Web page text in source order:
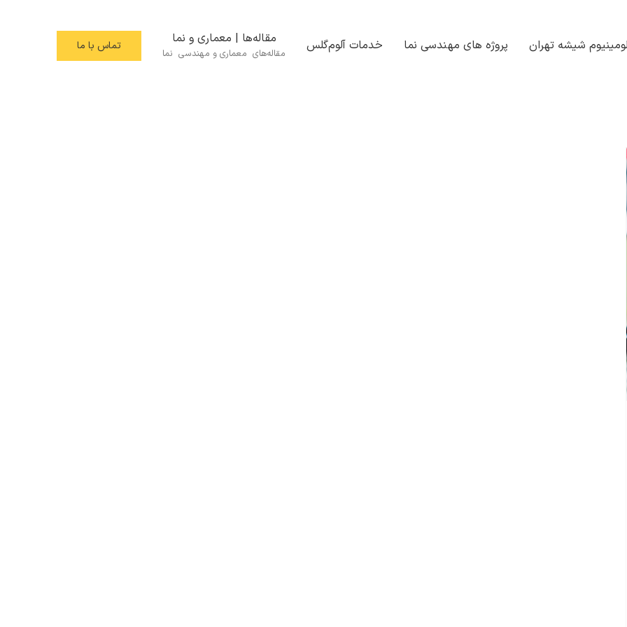
شیشه تهران پروژه های مهندسی نما خدمات آلوم‌گلس مقاله‌ها | معماری و نما
مقاله‌های معماری و مهندسی نما
تماس با ما